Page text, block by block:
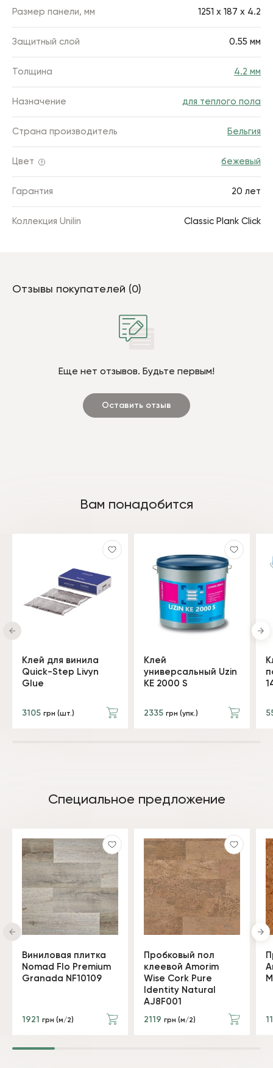
Размер панели, мм 1251 х 187 x 4.2
Защитный слой 0.55 мм
Толщина 4.2 мм
Назначение для теплого пола
Страна производитель Бельгия
Цвет бежевый
Гарантия 20 лет
Коллекция Unilin Classic Plank Click
Отзывы покупателей (0)
Еще нет отзывов. Будьте первым!
Оставить отзыв
Вам понадобится
Клей для винила
Quick-Step Livyn
Glue
3105 грн (шт.)
Клей
универсальный Uzin
KE 2000 S
2335 грн (упк.)
Специальное предложение
Виниловая плитка
Nomad Flo Premium
Granada NF10109
1921 грн (м/2)
Пробковый пол
клеевой Amorim
Wise Cork Pure
Identity Natural
AJ8F001
2119 грн (м/2)